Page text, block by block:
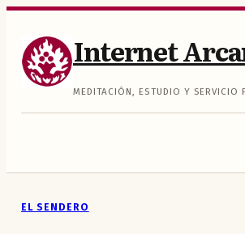
Saltar
contenido Internet
MEDITACIÓN, ESTUDIO Y SERVICIO
EL SENDERO